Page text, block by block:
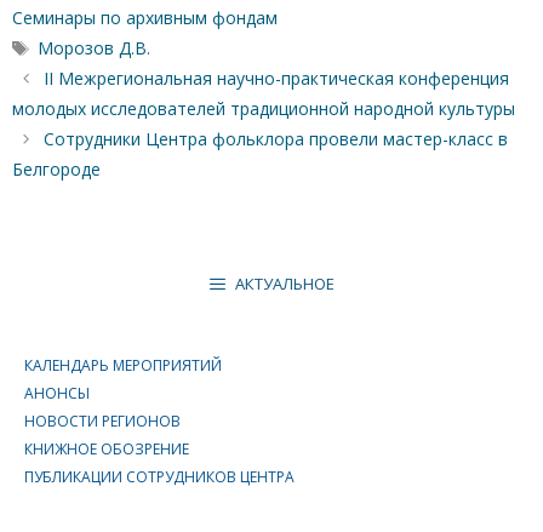
Семинары по архивным фондам
Метки
Морозов Д.В.
II Межрегиональная научно-практическая конференция
молодых исследователей традиционной народной культуры
Сотрудники Центра фольклора провели мастер-класс в
Белгороде
АКТУАЛЬНОЕ
КАЛЕНДАРЬ МЕРОПРИЯТИЙ
АНОНСЫ
НОВОСТИ РЕГИОНОВ
КНИЖНОЕ ОБОЗРЕНИЕ
ПУБЛИКАЦИИ СОТРУДНИКОВ ЦЕНТРА